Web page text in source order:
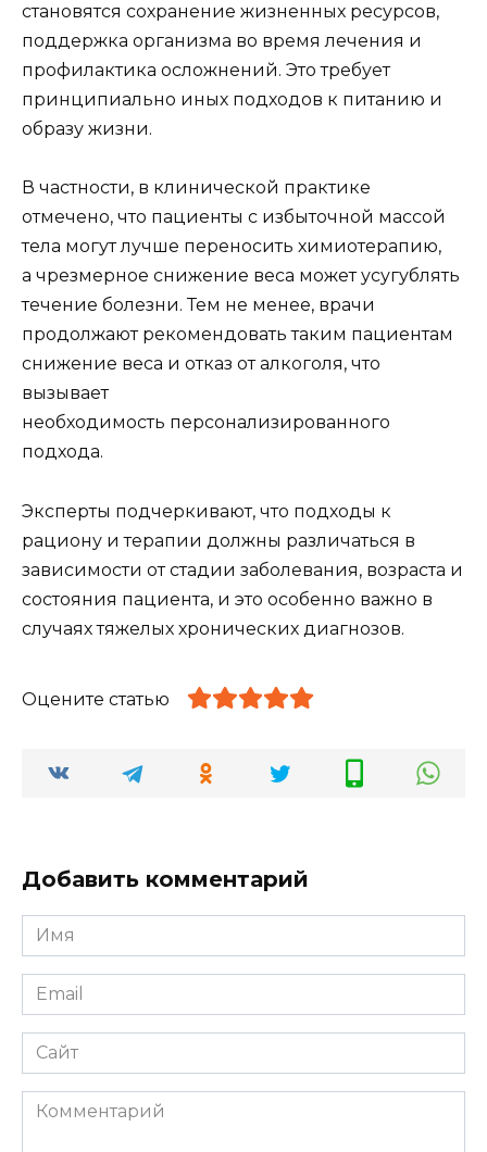
становятся сохранение жизненных ресурсов,
поддержка организма во время лечения и
профилактика осложнений. Это требует
принципиально иных подходов к питанию и
образу жизни.
В частности, в клинической практике
отмечено, что пациенты с избыточной массой
тела могут лучше переносить химиотерапию,
а чрезмерное снижение веса может усугублять
течение болезни. Тем не менее, врачи
продолжают рекомендовать таким пациентам
снижение веса и отказ от алкоголя, что
вызывает
необходимость персонализированного
подхода.
Эксперты подчеркивают, что подходы к
рациону и терапии должны различаться в
зависимости от стадии заболевания, возраста и
состояния пациента, и это особенно важно в
случаях тяжелых хронических диагнозов.
Оцените статью
Добавить комментарий
Имя
*
Email
*
Сайт
Комментарий